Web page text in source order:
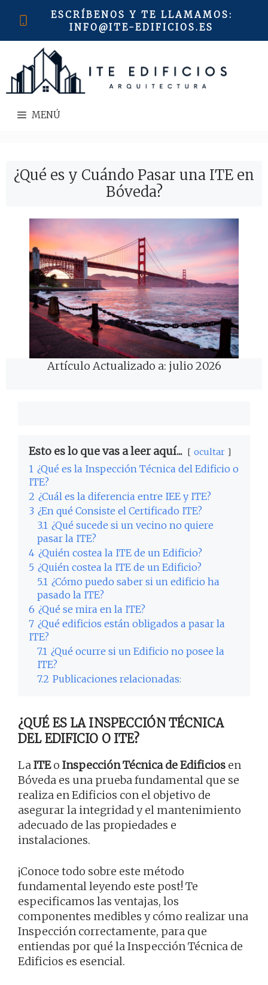
ESCRÍBENOS Y TE LLAMAMOS:
INFO@ITE-EDIFICIOS.ES
MENÚ
¿Qué es y Cuándo Pasar una ITE en
Bóveda?
Artículo Actualizado a: julio 2026
Esto es lo que vas a leer aquí... ocultar
1 ¿Qué es la Inspección Técnica del Edificio o
ITE?
2 ¿Cuál es la diferencia entre IEE y ITE?
3 ¿En qué Consiste el Certificado ITE?
3.1 ¿Qué sucede si un vecino no quiere
pasar la ITE?
4 ¿Quién costea la ITE de un Edificio?
5 ¿Quién costea la ITE de un Edificio?
5.1 ¿Cómo puedo saber si un edificio ha
pasado la ITE?
6 ¿Qué se mira en la ITE?
7 ¿Qué edificios están obligados a pasar la
ITE?
7.1 ¿Qué ocurre si un Edificio no posee la
ITE?
7.2 Publicaciones relacionadas:
¿QUÉ ES LA INSPECCIÓN TÉCNICA
DEL EDIFICIO O ITE?
LaITEo Inspección Técnica de Edificios en
Bóveda es una prueba fundamental que se
realiza en Edificios con el objetivo de
asegurar la integridad y el mantenimiento
adecuado de las propiedades e
instalaciones.
¡Conoce todo sobre este método
fundamental leyendo este post! Te
especificamos las ventajas, los
componentes medibles y cómo realizar una
Inspección correctamente, para que
entiendas por qué la Inspección Técnica de
Edificios es esencial.